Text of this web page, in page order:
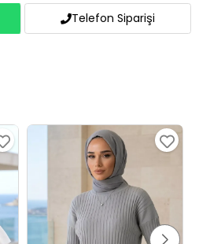
Telefon Siparişi